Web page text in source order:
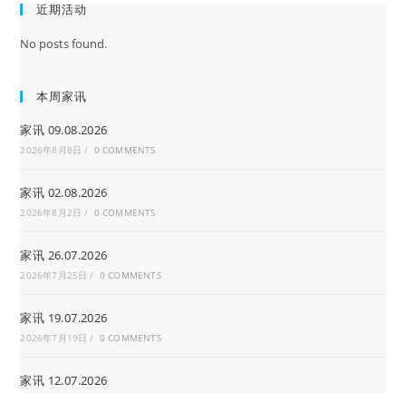
近期活动
No posts found.
本周家讯
家讯 09.08.2026
2026年8月8日 / 0 COMMENTS
家讯 02.08.2026
2026年8月2日 / 0 COMMENTS
家讯 26.07.2026
2026年7月25日 / 0 COMMENTS
家讯 19.07.2026
2026年7月19日 / 0 COMMENTS
家讯 12.07.2026